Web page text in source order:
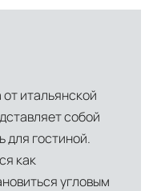
контроль над
итальянской
собой
для гостиной.
как
угловым